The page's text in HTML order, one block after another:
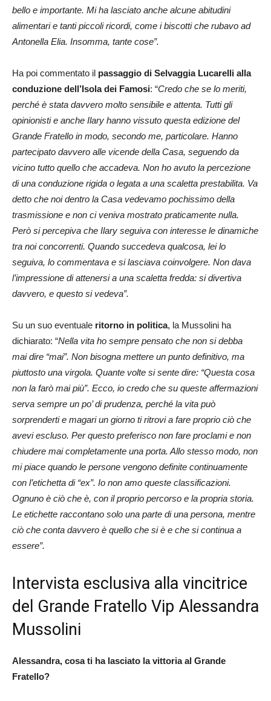
bello e importante. Mi ha lasciato anche alcune abitudini
alimentari e tanti piccoli ricordi, come i biscotti che rubavo ad
Antonella Elia. Insomma, tante cose”.
Ha poi commentato il passaggio di Selvaggia Lucarelli alla
conduzione dell’Isola dei Famosi: “Credo che se lo meriti,
perché è stata davvero molto sensibile e attenta. Tutti gli
opinionisti e anche Ilary hanno vissuto questa edizione del
Grande Fratello in modo, secondo me, particolare. Hanno
partecipato davvero alle vicende della Casa, seguendo da
vicino tutto quello che accadeva. Non ho avuto la percezione
di una conduzione rigida o legata a una scaletta prestabilita. Va
detto che noi dentro la Casa vedevamo pochissimo della
trasmissione e non ci veniva mostrato praticamente nulla.
Però si percepiva che Ilary seguiva con interesse le dinamiche
tra noi concorrenti. Quando succedeva qualcosa, lei lo
seguiva, lo commentava e si lasciava coinvolgere. Non dava
l’impressione di attenersi a una scaletta fredda: si divertiva
davvero, e questo si vedeva”.
Su un suo eventuale ritorno in politica, la Mussolini ha
dichiarato: “Nella vita ho sempre pensato che non si debba
mai dire “mai”. Non bisogna mettere un punto definitivo, ma
piuttosto una virgola. Quante volte si sente dire: “Questa cosa
non la farò mai più”. Ecco, io credo che su queste affermazioni
serva sempre un po’ di prudenza, perché la vita può
sorprenderti e magari un giorno ti ritrovi a fare proprio ciò che
avevi escluso. Per questo preferisco non fare proclami e non
chiudere mai completamente una porta. Allo stesso modo, non
mi piace quando le persone vengono definite continuamente
con l’etichetta di “ex”. Io non amo queste classificazioni.
Ognuno è ciò che è, con il proprio percorso e la propria storia.
Le etichette raccontano solo una parte di una persona, mentre
ciò che conta davvero è quello che si è e che si continua a
essere”.
Intervista esclusiva alla vincitrice
del Grande Fratello Vip Alessandra
Mussolini
Alessandra, cosa ti ha lasciato la vittoria al Grande
Fratello?